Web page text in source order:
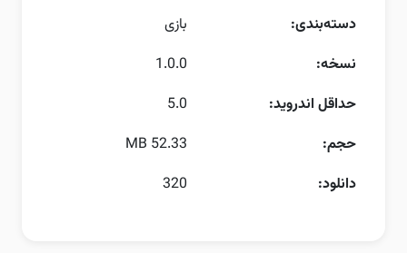
دسته‌بندی:
بازی
نسخه:
1.0.0
حداقل اندروید:
5.0
حجم:
52.33 MB
دانلود:
320